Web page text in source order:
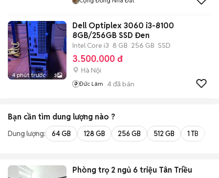
4 phút trước 3
Dell Optiplex 3060 i3-8100
8GB/256GB SSD Đen
Intel Core i3 8 GB 256 GB SSD
3.500.000 đ
Hà Nội
Đức Lâm 4đã bán
Bạn cần tìm dung lượng nào ?
Dung lượng: 64 GB 128 GB 256 GB 512 GB 1 TB
Phòng trọ 2 ngủ 6 triệu Tân Triều